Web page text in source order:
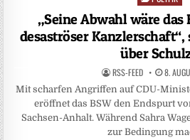
in
„Seine Abwahl wäre das
desaströser
über
RSS-FEED 8.
Mit scharfen Angriffen auf CDU-
eröffnet das BSW den Endspurt
Sachsen-Anhalt. Während Sahra
zur Bedingung